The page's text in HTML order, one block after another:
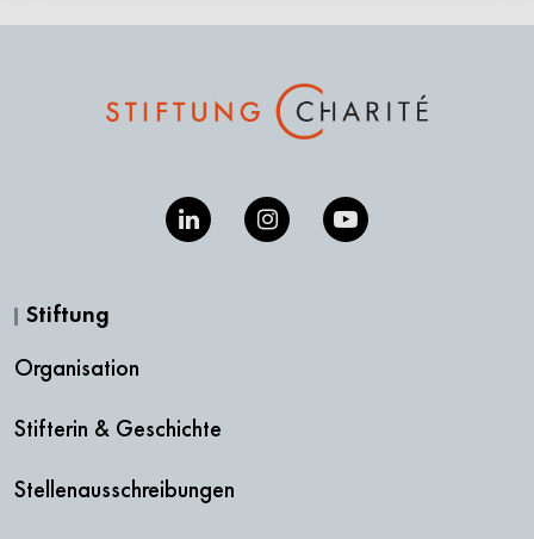
Stiftung
Organisation
Stifterin & Geschichte
Stellenausschreibungen